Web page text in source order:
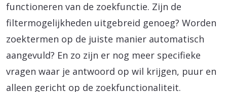
functioneren van de zoekfunctie. Zijn de
filtermogelijkheden uitgebreid genoeg? Worden
zoektermen op de juiste manier automatisch
aangevuld? En zo zijn er nog meer specifieke
vragen waar je antwoord op wil krijgen, puur en
alleen gericht op de zoekfunctionaliteit.